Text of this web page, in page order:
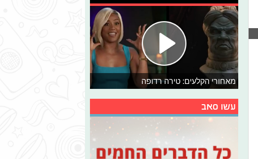
מאחורי הקלעים: טירה רדופה
עשו סאב